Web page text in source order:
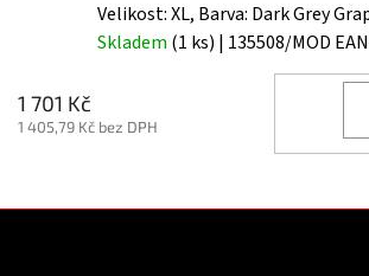
Velikost: XL, Barva: Dark Grey
Skladem (1 ks) | 135508/MOD
1 701 Kč
1 405,79 Kč bez DPH